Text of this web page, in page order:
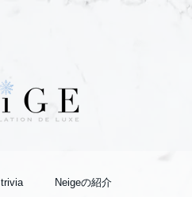
trivia Neigeの紹介